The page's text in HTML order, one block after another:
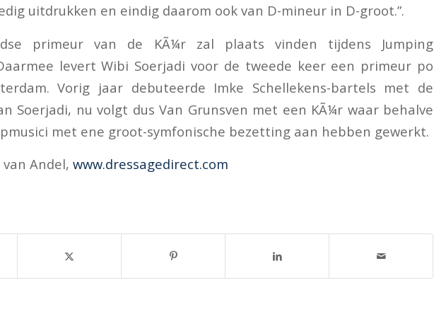
uitdrukken en eindig daarom ook van D-mineur in D-groot.”.
primeur van de KÃ¼r zal plaats vinden tijdens Jumping
levert Wibi Soerjadi voor de tweede keer een primeur po
Vorig jaar debuteerde Imke Schellekens-bartels met de
Soerjadi, nu volgt dus Van Grunsven met een KÃ¼r waar behalve
met ene groot-symfonische bezetting aan hebben gewerkt.
Andel, www.dressagedirect.com